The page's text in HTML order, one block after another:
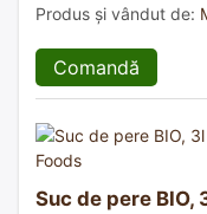
Produs și vândut de:
Comandă
Suc de pere BIO,